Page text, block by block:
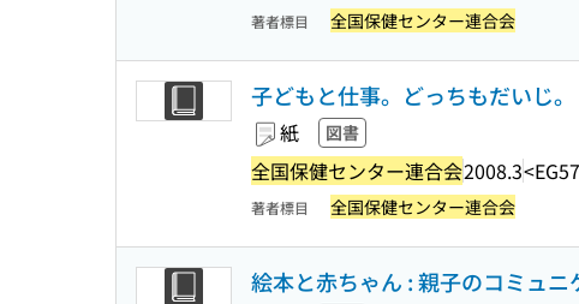
著者標目 全国保健センター連合会
子どもと仕事。どっちもだいじ
紙 図書
全国保健センター連合会2008.3
著者標目 全国保健センター連合会
絵本と赤ちゃん : 親子のコミュ